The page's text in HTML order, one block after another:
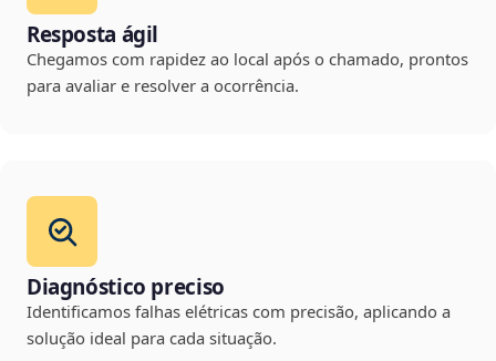
Resposta ágil
Chegamos com rapidez ao local após o chamado, prontos
para avaliar e resolver a ocorrência.
Diagnóstico preciso
Identificamos falhas elétricas com precisão, aplicando a
solução ideal para cada situação.